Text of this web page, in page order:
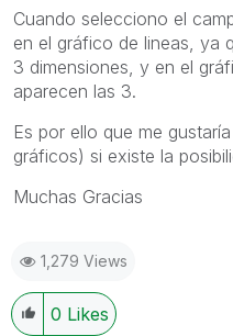
Cuando selecciono el
en el gráfico de lineas, ya
3 dimensiones, y en el
aparecen las 3.
Es por ello que me
gráficos) si existe la
Muchas Gracias
1,279 Views
0 Likes